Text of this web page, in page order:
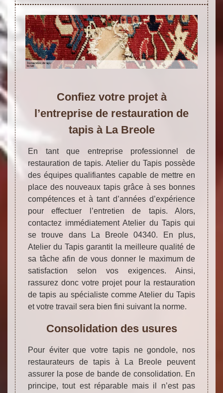
Confiez votre projet à
l’entreprise de restauration de
tapis à La Breole
En tant que entreprise professionnel de
restauration de tapis. Atelier du Tapis possède
des équipes qualifiantes capable de mettre en
place des nouveaux tapis grâce à ses bonnes
compétences et à tant d’années d’expérience
pour effectuer l’entretien de tapis. Alors,
contactez immédiatement Atelier du Tapis qui
se trouve dans La Breole 04340. En plus,
Atelier du Tapis garantit la meilleure qualité de
sa tâche afin de vous donner le maximum de
satisfaction selon vos exigences. Ainsi,
rassurez donc votre projet pour la restauration
de tapis au spécialiste comme Atelier du Tapis
et votre travail sera bien fini suivant la norme.
Consolidation des usures
Pour éviter que votre tapis ne gondole, nos
restaurateurs de tapis à La Breole peuvent
assurer la pose de bande de consolidation. En
principe, tout est réparable mais il n’est pas